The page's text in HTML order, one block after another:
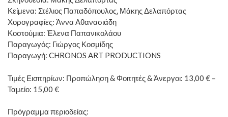
Κείμενα: Στέλιος Παπαδόπουλος, Μάκης Δελαπόρτας
Χορογραφίες: Άννα Αθανασιάδη
Κοστούμια: Έλενα Παπανικολάου
Παραγωγός: Γιώργος Κοσμίδης
Παραγωγή: CHRONOS ART PRODUCTIONS
Τιμές Εισιτηρίων: Προπώληση & Φοιτητές & Άνεργοι: 13,00 € –
Ταμείο: 15,00 €
Πρόγραμμα περιοδείας: